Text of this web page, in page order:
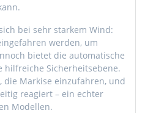
bei sehr starkem Wind:
werden, um
bietet die automatische
hilfreiche Sicherheitsebene.
die Markise einzufahren, und
reagiert – ein echter
Modellen.